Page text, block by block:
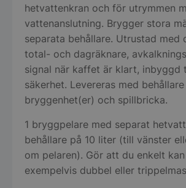
hetvattenkran och för utrymmen
vattenanslutning. Brygger stora
separata behållare. Utrustad med
total- och dagräknare,
signal när kaffet är klart, inbyggd
säkerhet. Levereras med
bryggenhet(er) och spillbricka.
1 bryggpelare med separat
behållare på 10 liter (till vänster
om pelaren). Gör att du enkelt
exempelvis dubbel eller